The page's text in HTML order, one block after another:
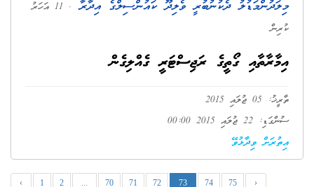
މިލަދުންމަޑުލު ދެކުނުބުރީ ވެލިދޫ ކައުންސިލްގެ އިދާރާ
. 11 އަހަރު
ކުރިން
އިމާރާތާއި ގޯތީގެ ރަޖިސްޓަރީ ގެއްލިގެން
ތާރީޚު: 05 ޖުލައި 2015
ސުންގަޑި: 22 ޖުލައި 2015 00:00
އިތުރަށް ވިދާޅުވޭ
‹ 1 2 ... 70 71 72 73 74 75 ›